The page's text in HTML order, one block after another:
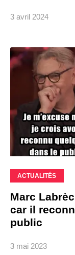
3 avril 2024
ACTUALITÉS
Marc
car il
public
3 mai 2023